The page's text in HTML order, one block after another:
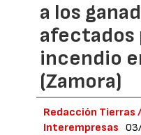
a los
afectados
incendio
(Zamora)
Redacción Tierras /
Interempresas